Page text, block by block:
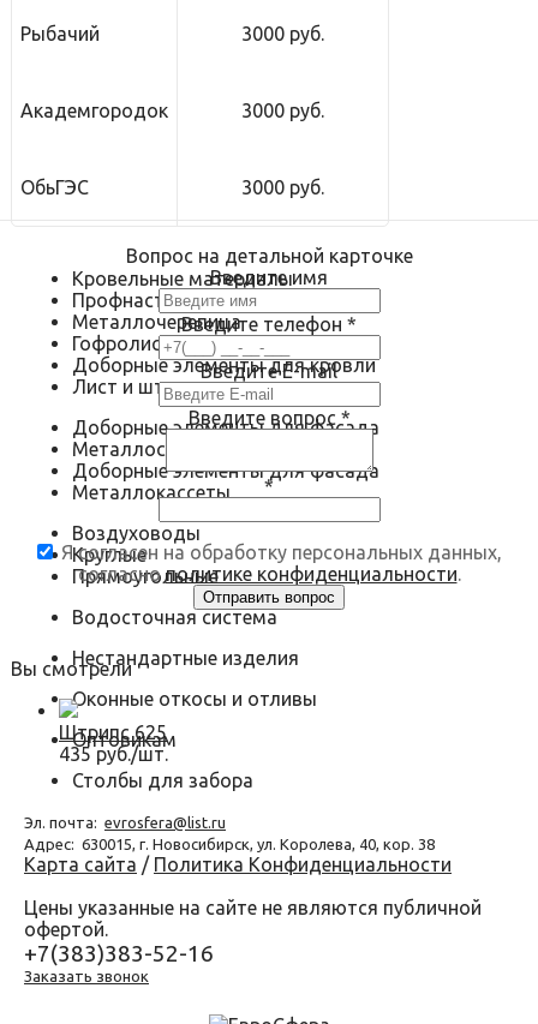
Рыбачий 3000 руб.
Академгородок 3000 руб.
ОбьГЭС 3000 руб.
Вопрос на детальной карточке
Введите имя
Введите телефон *
Введите E-mail
Введите вопрос *
*
Я согласен на обработку персональных данных,
согласнополитике конфиденциальности.
Вы смотрели
Штрипс 625
435 руб./шт.
Кровельные материалы
Профнастил
Металлочерепица
Гофролист
Доборные элементы для кровли
Лист и штрипс
Доборные элементы для фасада
Металлосайдинг
Доборные элементы для фасада
Металлокассеты
Воздуховоды
Круглые
Прямоугольные
Водосточная система
Нестандартные изделия
Оконные откосы и отливы
Оптовикам
Столбы для забора
Эл. почта: evrosfera@list.ru
Адрес: 630015, г. Новосибирск, ул. Королева, 40, кор. 38
Карта сайта / Политика Конфиденциальности
Цены указанные на сайте не являются публичной
офертой.
+7(383)383-52-16
Заказать звонок